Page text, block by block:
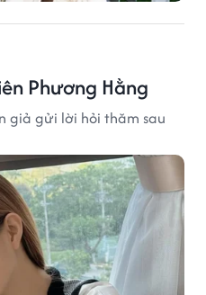
Phương Hằng
giả gửi lời hỏi thăm sau